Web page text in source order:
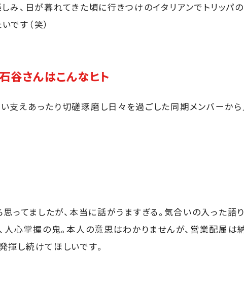
み、日が暮れてきた頃に行きつけのイタリアンでトリッパ
す（笑）
谷さんはこんなヒト
支えあったり切磋琢磨し日々を過ごした同期メンバーか
ってましたが、本当に話がうますぎる。気合いの入った語
、人心掌握の鬼。本人の意思はわかりませんが、営業配属は
揮し続けてほしいです。